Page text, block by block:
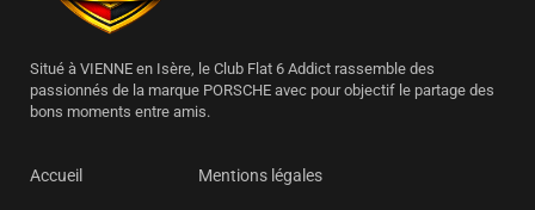
Situé à VIENNE en Isère, le Club Flat 6 Addict rassemble des
passionnés de la marque PORSCHE avec pour objectif le partage des
bons moments entre amis.
Accueil Mentions légales